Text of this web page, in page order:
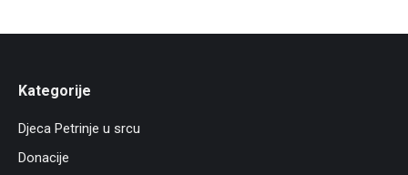
Kategorije
Djeca Petrinje u srcu
Donacije